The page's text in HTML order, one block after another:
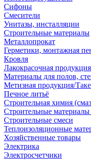
Сифоны
Смесители
Унитазы, инсталляции
Строительные материалы
Металлопрокат
Герметики, монтажная
Кровля
Лакокрасочная продукция
Материалы для полов,
Метизная продукция/
Печное литьё
Строительная химия
Строительные материалы
Строительные смеси
Теплоизоляционные
Хозяйственные товары
Электрика
Электросчетчики